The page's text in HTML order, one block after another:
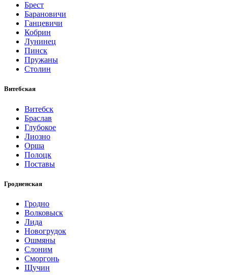
Брест
Барановичи
Ганцевичи
Кобрин
Лунинец
Пинск
Пружаны
Столин
Витебская
Витебск
Браслав
Глубокое
Лиозно
Орша
Полоцк
Поставы
Гродненская
Гродно
Волковыск
Лида
Новогрудок
Ошмяны
Слоним
Сморгонь
Щучин